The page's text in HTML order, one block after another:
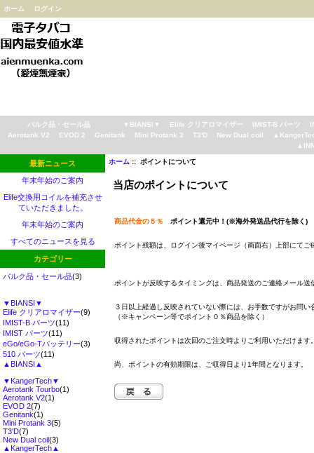
ホーム ログイン
バルク品・セール品 ▼BIANSI▼ Elife クリアロマイザー IMIST-B パーツ
Aerotank V2
EVOD 2 Genitank Mini Protank 3 T3'D New Dual coil
最新ニュース
年末年始のご案内
Elife交換用コイルを補充させ
ていただきました。
年末年始のご案内
すべてのニュースを見る
カテゴリー
バルク品・セール品(3)
▼BIANSI▼
Elife クリアロマイザー(9)
IMIST-B パーツ(11)
IMIST パーツ(11)
eGo/eGo-Tバッテリー(3)
510 パーツ(11)
▲BIANSI▲
▼KangerTech▼
Aerotank Tourbo(1)
Aerotank V2(1)
EVOD 2(7)
Genitank(1)
Mini Protank 3(5)
T3'D(7)
New Dual coil(3)
▲KangerTech▲
ホーム :: ポイントについて
当店のポイントについて
商品代金の５％ ポイント還元中！(※海外発送品代行を除く)
ポイント残額は、ログイン後マイページ（画面右）上部にてご
ポイントが反映するタイミングは、商品発送のご連絡メール送
３日以上経過し反映されていない際には、お手数ですがお問い
（※キャンペーン等でポイント０％商品を除く）
収得されたポイントは次回のご注文時よりご利用いただけます
尚、ポイントの有効期限は、ご収得日より1年間となります。